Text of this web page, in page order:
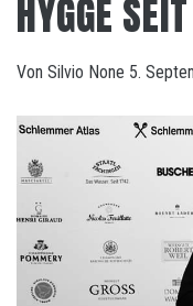
HYGGE
Von Silvio None 5.